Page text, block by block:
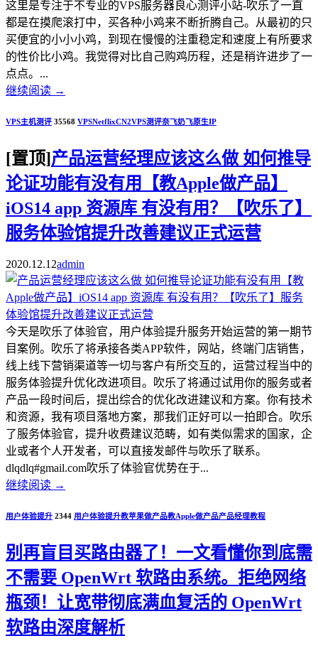
这里是专注于不专业的VPS服务器良心测评小站-吹乐了一直
都是在摸爬滚打中，买各种小鸡来不断折腾自己。从最初的只
买便宜的小小小鸡，到现在慢慢的注重稳定和速度上有所要求
的性价比小鸡。我觉得对比自己购鸡历程，还是稍许进步了一
点点。...
继续阅读 →
VPS主机测评 35568 VPSNetflixCN2VPS测评奈飞奶飞原生IP
[置顶]产品运营经理应该这么做 如何推导
论证功能有没有用【教Apple做产品】
iOS14 app 资源库 有没有用？【吹乐了】
服务体验馆提升改善建议正式运营
2020.12.12admin
今天是吹乐了体验官，用户体验提升服务开始运营的第一期节
目案例。吹乐了将承接各类APP软件，网站，终端门店销售，
线上线下营销渠道等一切与客户有所交互的，运营过程当中的
服务体验提升优化改进项目。吹乐了将通过试用你的服务或者
产品一段时间后，提出综合的优化改进建议和方案。你有技术
和资源，我有项目落地方案，那我们正好可以一拍即合。吹乐
了服务体验官，提升收费建议范畴，如有类似需求的国家，企
业或者个人开发者，可以直接发邮件与吹乐了联系。
dlqdlq#gmail.com吹乐了体验官优势在于...
继续阅读 →
用户体验提升 2344 用户体验提升教苹果做产品教Apple做产品产品经理教程
别再盲目买路由器了！一文看懂你到底需
不需要 OpenWrt 软路由系统。拒绝网络
瓶颈！让宽带彻底满血复活的 OpenWrt
软路由深度解析